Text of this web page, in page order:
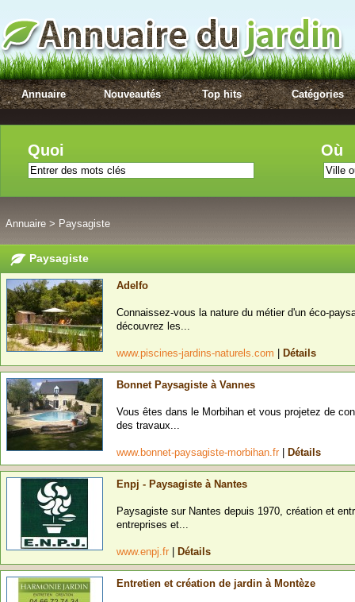
Annuaire Nouveautés Top hits Catégories
Quoi Où
Annuaire > Paysagiste
Paysagiste
Adelfo
Connaissez-vous la nature du métier d'un éco-
découvrez les...
www.piscines-jardins-naturels.com Détails
Bonnet Paysagiste à Vannes
Vous êtes dans le Morbihan et vous projetez de
des travaux...
www.bonnet-paysagiste-morbihan.fr Détails
Enpj - Paysagiste à Nantes
Paysagiste sur Nantes depuis 1970, création et
entreprises et...
www.enpj.fr Détails
Entretien et création de jardin à Montèze